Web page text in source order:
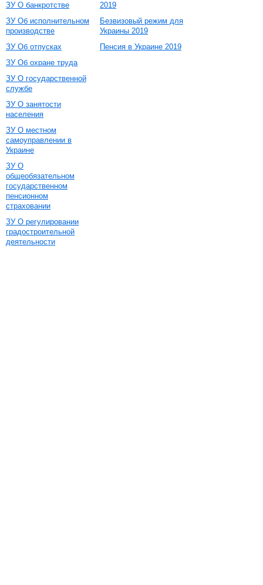
ЗУ О банкротстве
ЗУ Об исполнительном
производстве
ЗУ Об отпусках
ЗУ Об охране труда
ЗУ О государственной
службе
ЗУ О занятости
населения
ЗУ О местном
самоуправлении в
Украине
ЗУ О
общеобязательном
государственном
пенсионном
страховании
ЗУ О регулировании
градостроительной
деятельности
2019
Безвизовый режим для
Украины 2019
Пенсия в Украине 2019